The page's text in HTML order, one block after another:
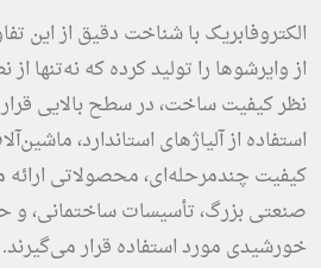
الکتروفابریک با شناخت دقیق از این
از وایرشوها را تولید کرده که نه‌تنها
نظر کیفیت ساخت، در سطح بالایی قرار
کیفیت چندمرحله‌ای، محصولاتی
صنعتی بزرگ، تأسیسات ساختمانی،
خورشیدی مورد استفاده قرار می‌گیرند.